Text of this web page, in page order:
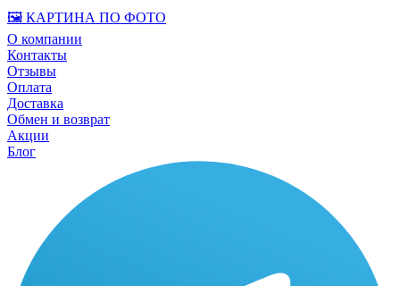
🖼️ КАРТИНА ПО ФОТО
О компании
Контакты
Отзывы
Оплата
Доставка
Обмен и возврат
Акции
Блог